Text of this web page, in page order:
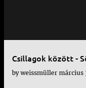
Csillagok között -
by weissmüller március